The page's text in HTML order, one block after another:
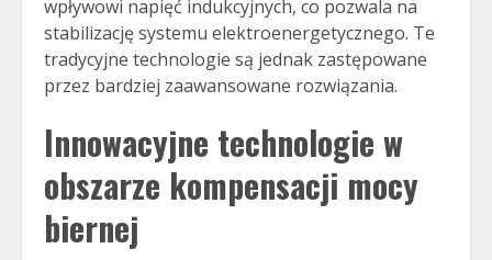
wpływowi napięć indukcyjnych, co pozwala na
stabilizację systemu elektroenergetycznego. Te
tradycyjne technologie są jednak zastępowane
przez bardziej zaawansowane rozwiązania.
Innowacyjne technologie w
obszarze kompensacji mocy
biernej